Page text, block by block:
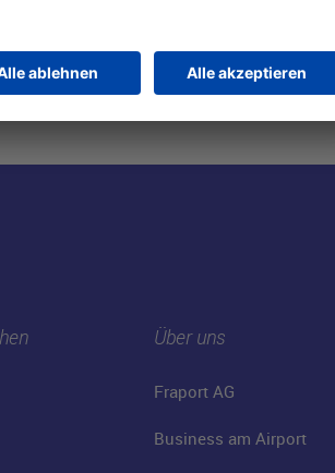
Über uns
Fraport AG
Business am Airport